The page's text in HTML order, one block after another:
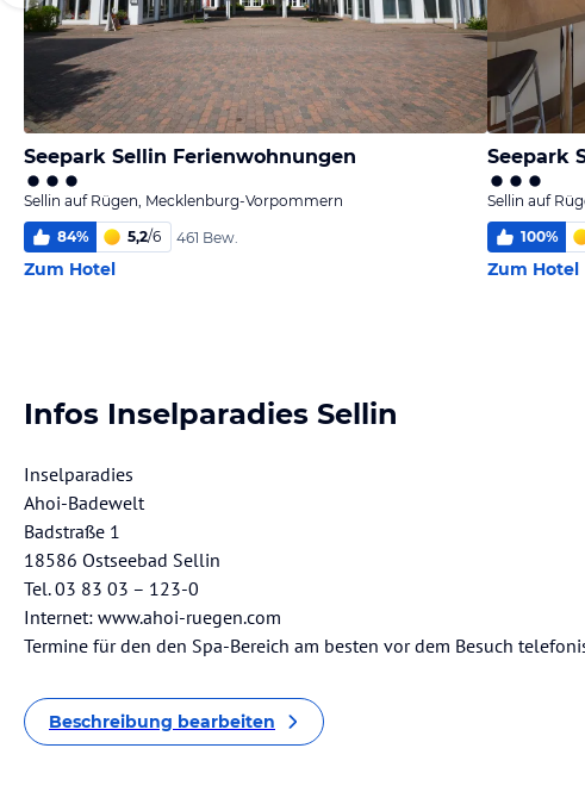
Seepark Sellin Ferienwohnungen
Sellin auf Rügen, Mecklenburg-Vorpommern
84% 5,2/6 461 Bew.
Zum Hotel
Seepark
Sellin auf
100%
Zum Hotel
Infos Inselparadies Sellin
Inselparadies
Ahoi-Badewelt
Badstraße 1
18586 Ostseebad Sellin
Tel. 03 83 03 – 123-0
Internet: www.ahoi-ruegen.com
Termine für den den Spa-Bereich am besten vor dem Besuch
Beschreibung bearbeiten